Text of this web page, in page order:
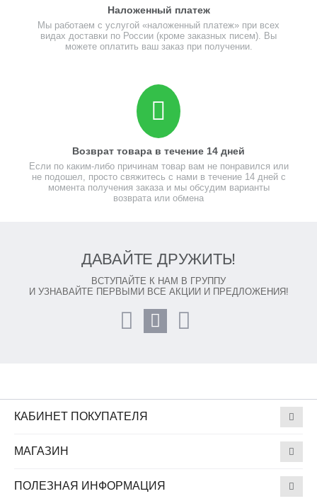
Наложенный платеж
Мы работаем с услугой «наложенный платеж» при всех
видах доставки по России (кроме заказных писем). Вы
можете оплатить ваш заказ при получении.
Возврат товара в течение 14 дней
Если по каким-либо причинам товар вам не понравился или
не подошел, просто свяжитесь с нами в течение 14 дней с
момента получения заказа и мы обсудим варианты
возврата или обмена
ДАВАЙТЕ ДРУЖИТЬ!
ВСТУПАЙТЕ К НАМ В ГРУППУ
И УЗНАВАЙТЕ ПЕРВЫМИ ВСЕ АКЦИИ И ПРЕДЛОЖЕНИЯ!
КАБИНЕТ ПОКУПАТЕЛЯ
МАГАЗИН
ПОЛЕЗНАЯ ИНФОРМАЦИЯ